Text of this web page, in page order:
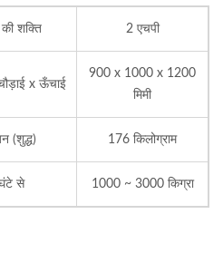
शक्ति 2 एचपी
x ऊँचाई
900 x 1000 x 1200
मिमी
(शुद्ध) 176 किलोग्राम
से 1000 ~ 3000 किग्रा